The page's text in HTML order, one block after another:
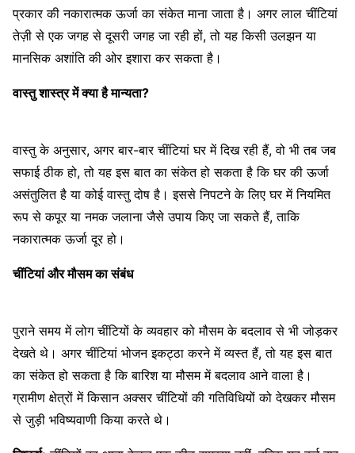
प्रकार की नकारात्मक ऊर्जा का संकेत माना जाता है। अगर लाल चींटियां
तेज़ी से एक जगह से दूसरी जगह जा रही हों, तो यह किसी उलझन या
मानसिक अशांति की ओर इशारा कर सकता है।
वास्तु शास्त्र में क्या है मान्यता?
वास्तु के अनुसार, अगर बार-बार चींटियां घर में दिख रही हैं, वो भी तब जब
सफाई ठीक हो, तो यह इस बात का संकेत हो सकता है कि घर की ऊर्जा
असंतुलित है या कोई वास्तु दोष है। इससे निपटने के लिए घर में नियमित
रूप से कपूर या नमक जलाना जैसे उपाय किए जा सकते हैं, ताकि
नकारात्मक ऊर्जा दूर हो।
चींटियां और मौसम का संबंध
पुराने समय में लोग चींटियों के व्यवहार को मौसम के बदलाव से भी जोड़कर
देखते थे। अगर चींटियां भोजन इकट्ठा करने में व्यस्त हैं, तो यह इस बात
का संकेत हो सकता है कि बारिश या मौसम में बदलाव आने वाला है।
ग्रामीण क्षेत्रों में किसान अक्सर चींटियों की गतिविधियों को देखकर मौसम
से जुड़ी भविष्यवाणी किया करते थे।